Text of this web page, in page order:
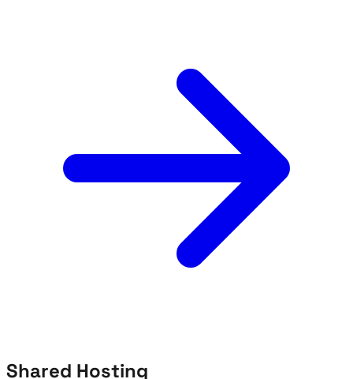
Shared Hosting